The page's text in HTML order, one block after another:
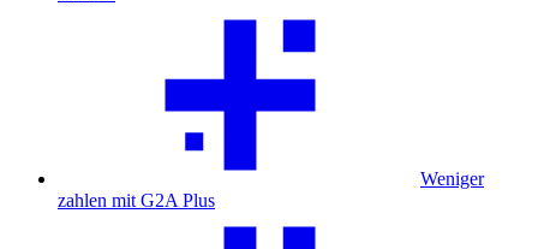
Weniger
zahlen mit G2A Plus